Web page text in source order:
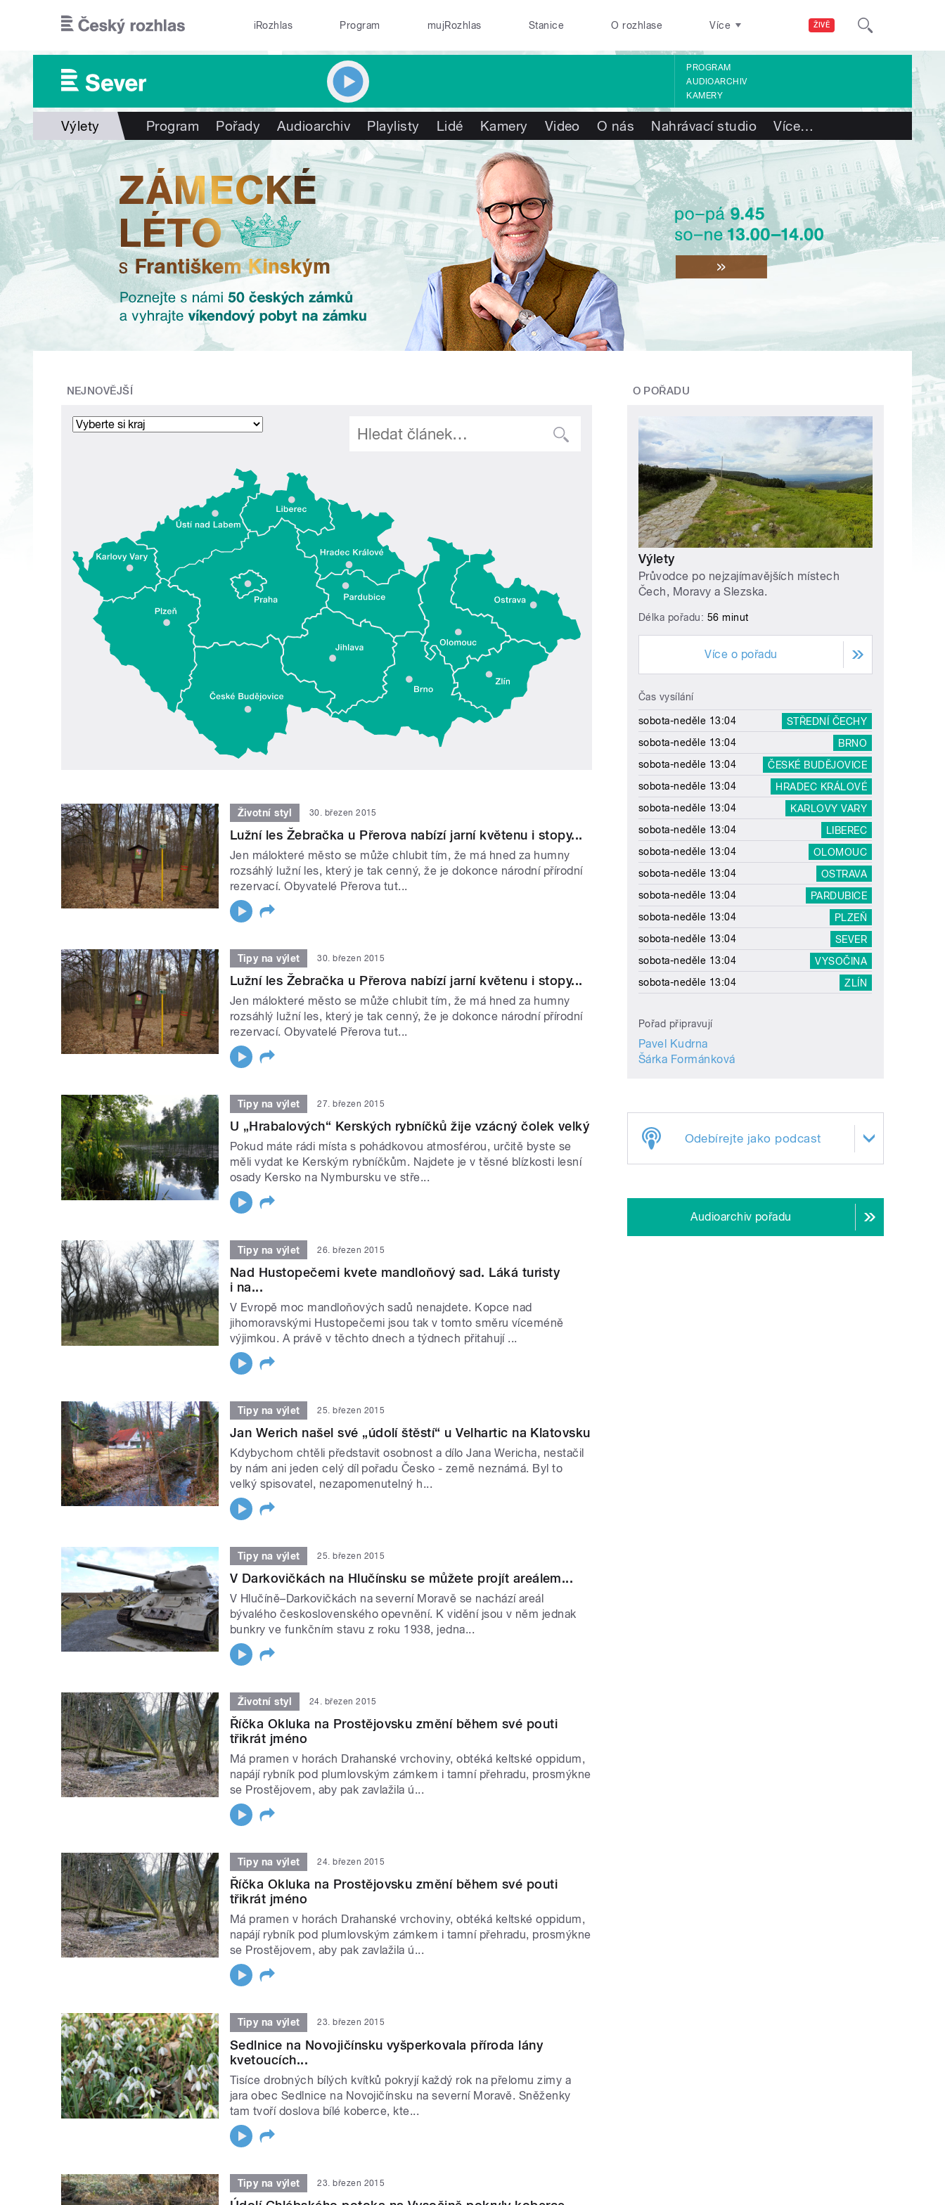
ŽIVĚ
iRozhlas Program mujRozhlas Stanice O rozhlase Více
PROGRAM
AUDIOARCHIV
KAMERY
Výlety Program Pořady Audioarchiv Playlisty Lidé Kamery Video O nás Nahrávací studio Více…
NEJNOVĚJŠÍ
Životní styl 30. březen 2015
Lužní les Žebračka u Přerova nabízí jarní květenu i stopy...
Jen málokteré město se může chlubit tím, že má hned za humny
rozsáhlý lužní les, který je tak cenný, že je dokonce národní přírodní
rezervací. Obyvatelé Přerova tut...
Tipy na výlet 30. březen 2015
Lužní les Žebračka u Přerova nabízí jarní květenu i stopy...
Jen málokteré město se může chlubit tím, že má hned za humny
rozsáhlý lužní les, který je tak cenný, že je dokonce národní přírodní
rezervací. Obyvatelé Přerova tut...
Tipy na výlet 27. březen 2015
U „Hrabalových“ Kerských rybníčků žije vzácný čolek velký
Pokud máte rádi místa s pohádkovou atmosférou, určitě byste se
měli vydat ke Kerským rybníčkům. Najdete je v těsné blízkosti lesní
osady Kersko na Nymbursku ve stře...
Tipy na výlet 26. březen 2015
Nad Hustopečemi kvete mandloňový sad. Láká turisty
i na...
V Evropě moc mandloňových sadů nenajdete. Kopce nad
jihomoravskými Hustopečemi jsou tak v tomto směru víceméně
výjimkou. A právě v těchto dnech a týdnech přitahují ...
Tipy na výlet 25. březen 2015
Jan Werich našel své „údolí štěstí“ u Velhartic na Klatovsku
Kdybychom chtěli představit osobnost a dílo Jana Wericha, nestačil
by nám ani jeden celý díl pořadu Česko - země neznámá. Byl to
velký spisovatel, nezapomenutelný h...
Tipy na výlet 25. březen 2015
V Darkovičkách na Hlučínsku se můžete projít areálem...
V Hlučíně–Darkovičkách na severní Moravě se nachází areál
bývalého československého opevnění. K vidění jsou v něm jednak
bunkry ve funkčním stavu z roku 1938, jedna...
Životní styl 24. březen 2015
Říčka Okluka na Prostějovsku změní během své pouti
třikrát jméno
Má pramen v horách Drahanské vrchoviny, obtéká keltské oppidum,
napájí rybník pod plumlovským zámkem i tamní přehradu, prosmýkne
se Prostějovem, aby pak zavlažila ú...
Tipy na výlet 24. březen 2015
Říčka Okluka na Prostějovsku změní během své pouti
třikrát jméno
Má pramen v horách Drahanské vrchoviny, obtéká keltské oppidum,
napájí rybník pod plumlovským zámkem i tamní přehradu, prosmýkne
se Prostějovem, aby pak zavlažila ú...
Tipy na výlet 23. březen 2015
Sedlnice na Novojičínsku vyšperkovala příroda lány
kvetoucích...
Tisíce drobných bílých kvítků pokryjí každý rok na přelomu zimy a
jara obec Sedlnice na Novojičínsku na severní Moravě. Sněženky
tam tvoří doslova bílé koberce, kte...
Tipy na výlet 23. březen 2015
O POŘADU
Výlety
Průvodce po nejzajímavějších místech
Čech, Moravy a Slezska.
Délka pořadu: 56 minut
Více o pořadu
Čas vysílání
sobota-neděle 13:04
STŘEDNÍ ČECHY
sobota-neděle 13:04
BRNO
sobota-neděle 13:04
ČESKÉ BUDĚJOVICE
sobota-neděle 13:04
HRADEC KRÁLOVÉ
sobota-neděle 13:04
KARLOVY VARY
sobota-neděle 13:04
LIBEREC
sobota-neděle 13:04
OLOMOUC
sobota-neděle 13:04
OSTRAVA
sobota-neděle 13:04
PARDUBICE
sobota-neděle 13:04
PLZEŇ
sobota-neděle 13:04
SEVER
sobota-neděle 13:04
VYSOČINA
sobota-neděle 13:04
ZLÍN
Pořad připravují
Pavel Kudrna
Šárka Formánková
Odebírejte jako podcast
Audioarchiv pořadu